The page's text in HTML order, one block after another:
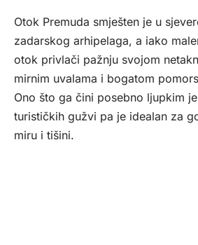
Otok Premuda smješten je u
zadarskog arhipelaga, a iako
otok privlači pažnju svojom
mirnim uvalama i bogatom
Ono što ga čini posebno ljupkim
turističkih gužvi pa je idealan za
miru i tišini.